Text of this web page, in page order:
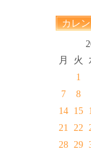
カレ
月
火
1
7
8
14 15
21
22
28 29